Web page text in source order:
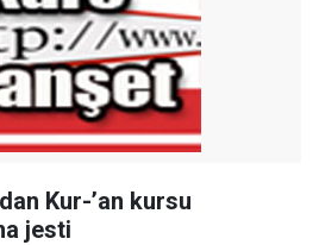
Kur-’an kursu
jesti